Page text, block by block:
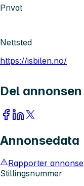
Privat
Nettsted
https://isbilen.no/
Del annonsen
Annonsedata
Rapporter annonse
Stillingsnummer